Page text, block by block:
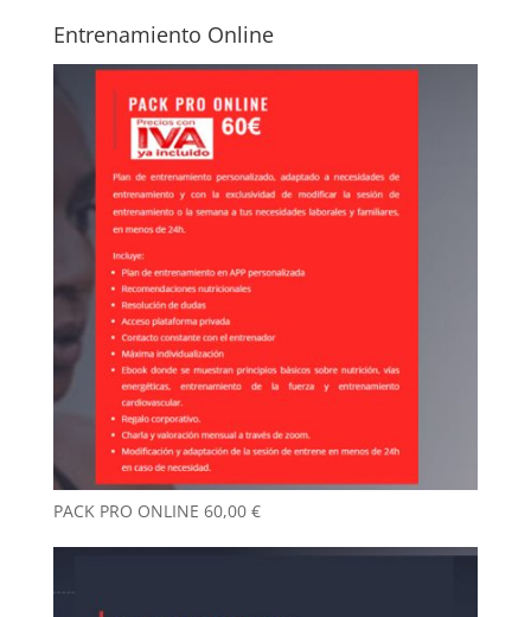
Entrenamiento Online
PACK PRO ONLINE 60,00 €